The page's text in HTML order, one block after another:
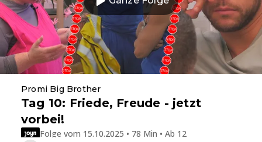
Promi Big Brother
Tag 10: Friede, Freude - jetzt
vorbei!
Folge vom 15.10.2025 • 78 Min • Ab 12